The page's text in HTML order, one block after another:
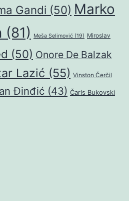
Gandi (50) Marko
(81) Meša Selimović (19) Miroslav
(50) Onore De Balzak
Lazić (55) Vinston Čerčil
Đinđić (43) Čarls Bukovski